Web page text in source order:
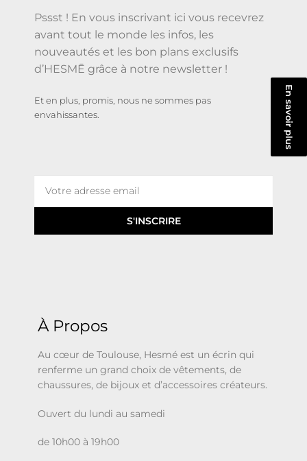
En savoir plus
Pssst ! En vous inscrivant ici vous recevrez
avant tout le monde les infos, les
nouveautés et les bon plans exclusifs
d’HESMĒ grâce à notre newsletter !
Et en plus, promis, nous ne sommes pas
envahissantes.
S'INSCRIRE
À Propos
Au cœur de Toulouse, Hesmé est un écrin qui
renferme un grand choix de vêtements, de
chaussures, de bijoux et d’accessoires créateurs.
Ouvert du lundi au samedi
de 10h00 à 19h00